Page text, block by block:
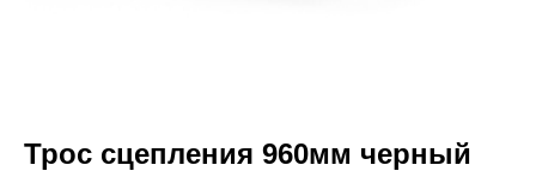
Трос сцепления 960мм черный